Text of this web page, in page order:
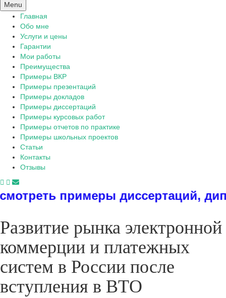
Menu
Главная
Обо мне
Услуги и цены
Гарантии
Мои работы
Преимущества
Примеры ВКР
Примеры презентаций
Примеры докладов
Примеры диссертаций
Примеры курсовых работ
Примеры отчетов по практике
Примеры школьных проектов
Статьи
Контакты
Отзывы
диссертаций, дипломов,
Развитие рынка электронной
коммерции и платежных
систем в России после
вступления в ВТО